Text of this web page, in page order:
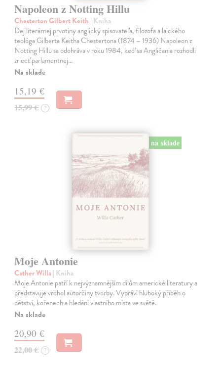
Napoleon z Notting Hillu
Chesterton Gilbert Keith | Kniha
Dej literárnej prvotiny anglický spisovateľa, filozofa a laického
teológa Gilberta Keitha Chestertona (1874 – 1936) Napoleon z
Notting Hillu sa odohráva v roku 1984, keď sa Angličania rozhodli
zriecť parlamentnej…
Na sklade
15,19 €
15,99 € ?
na sklade
Moje Antonie
Cather Willa| Kniha
Moje Antonie patří k nejvýznamnějším dílům americké literatury a
představuje vrchol autorčiny tvorby. Vypráví hluboký příběh o
dětství, kořenech a hledání vlastního místa ve světě.
Na sklade
20,90 €
22,00 € ?